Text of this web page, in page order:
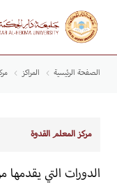
الصفحة الرئيسية المراكز
مركز المعلم القدوة
الدورات التي يقدمها